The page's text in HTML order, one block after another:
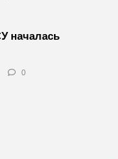
началась
0